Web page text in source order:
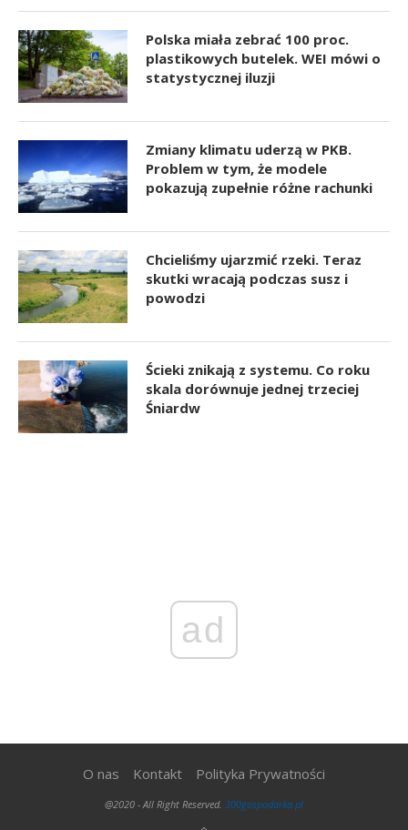
Polska miała zebrać 100 proc.
plastikowych butelek. WEI mówi o
statystycznej iluzji
Zmiany klimatu uderzą w PKB.
Problem w tym, że modele
pokazują zupełnie różne rachunki
Chcieliśmy ujarzmić rzeki. Teraz
skutki wracają podczas susz i
powodzi
Ścieki znikają z systemu. Co roku
skala dorównuje jednej trzeciej
Śniardw
ad
O nas Kontakt Polityka Prywatności
@2020 - All Right Reserved. 300gospodarka.pl